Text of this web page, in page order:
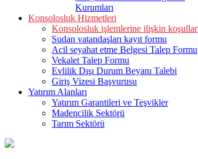
Kurumları
Konsolosluk Hizmetleri
Konsolosluk işlemlerine ilişkin koşullar
Sudan vatandaşları kayıt formu
Acil seyahat etme Belgesi Talep Formu
Vekalet Talep Formu
Evlilik Dışı Durum Beyanı Talebi
Giriş Vizesi Başvurusu
Yatırım Alanları
Yatırım Garantileri ve Teşvikler
Madencilik Sektörü
Tarım Sektörü